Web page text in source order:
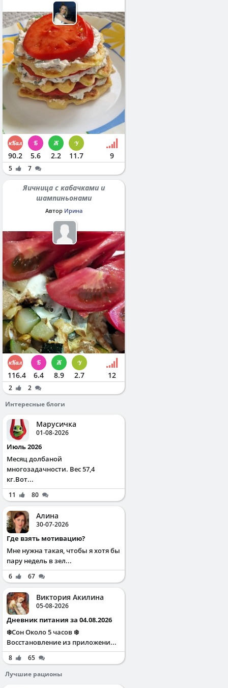
90.2 5.6 2.2 11.7 9
5 7
Яичница с кабачками и
шампиньонами
Автор Ирина
116.4 6.4 8.9 2.7 12
2
2
Интересные блоги
Марусичка
01-08-2026
Июль 2026
Месяц долбаной
многозадачности. Вес 57,4
кг.Вот...
11 80
Алина
30-07-2026
Где взять мотивацию?
Мне нужна такая, чтобы я хотя бы
пару недель в зел...
6 67
Виктория Акилина
05-08-2026
Дневник питания за 04.08.2026
❄️Сон Около 5 часов ❄️
Восстановление из приложени...
8
65
Лучшие рационы